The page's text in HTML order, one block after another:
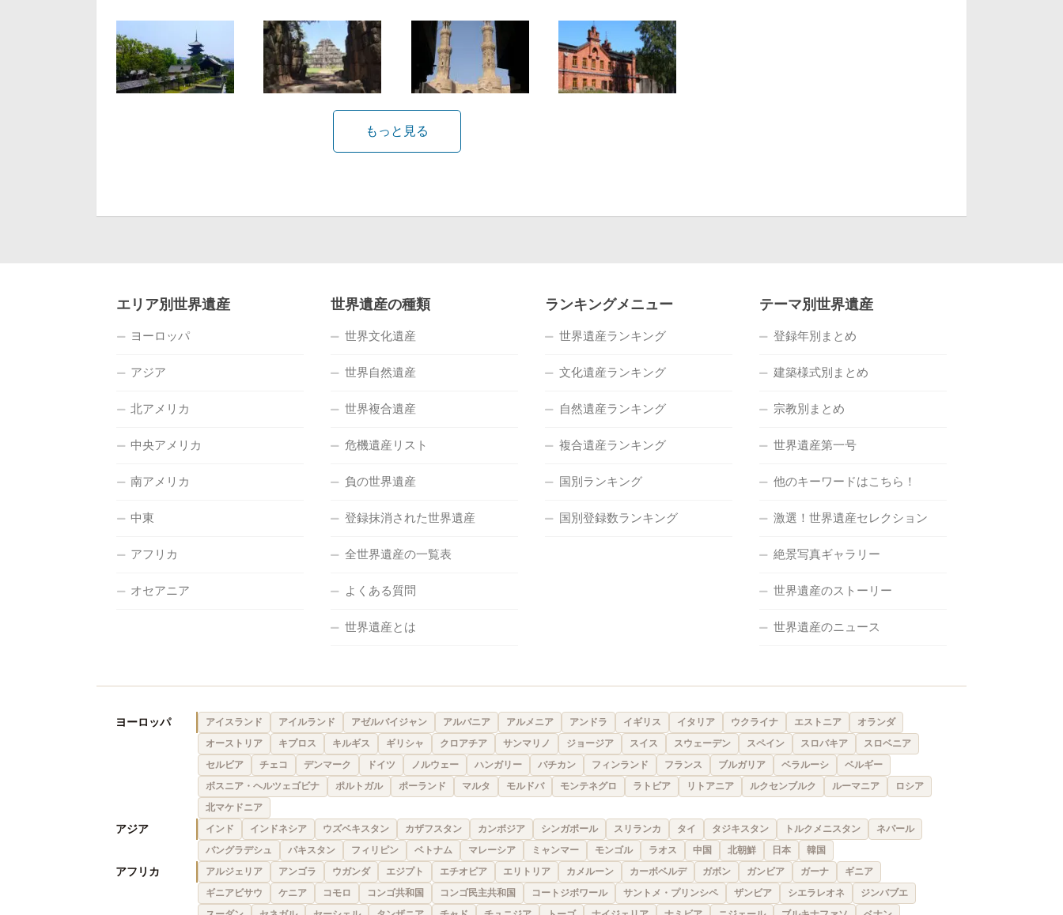
もっと見る
エリア別世界遺産
ヨーロッパ
アジア
北アメリカ
中央アメリカ
南アメリカ
中東
アフリカ
オセアニア
世界遺産の種類
世界文化遺産
世界自然遺産
世界複合遺産
危機遺産リスト
負の世界遺産
登録抹消された世界遺産
全世界遺産の一覧表
よくある質問
世界遺産とは
ランキングメニュー
世界遺産ランキング
文化遺産ランキング
自然遺産ランキング
複合遺産ランキング
国別ランキング
国別登録数ランキング
テーマ別世界遺産
登録年別まとめ
建築様式別まとめ
宗教別まとめ
世界遺産第一号
他のキーワードはこちら！
激選！世界遺産セレクション
絶景写真ギャラリー
世界遺産のストーリー
世界遺産のニュース
ヨーロッパ アイスランド アイルランド アゼルバイジャン アルバニア アルメニア アンドラ イギリス イタリア ウクライナ エストニア
オランダ
オーストリア
キプロス キルギス ギリシャ クロアチア サンマリノ ジョージア スイス スウェーデン スペイン スロバキア
スロベニア
セルビア
チェコ デンマーク ドイツ ノルウェー ハンガリー バチカン フィンランド フランス ブルガリア ベラルーシ
ベルギー
ボスニア・ヘルツェゴビナ
ポルトガル ポーランド マルタ モルドバ モンテネグロ ラトビア リトアニア ルクセンブルク ルーマニア
ロシア
北マケドニア
アジア インド インドネシア ウズベキスタン カザフスタン カンボジア シンガポール スリランカ タイ タジキスタン トルクメニスタン
ネパール
バングラデシュ
パキスタン フィリピン ベトナム マレーシア ミャンマー モンゴル ラオス 中国 北朝鮮 日本 韓国
アフリカ アルジェリア アンゴラ ウガンダ エジプト エチオピア エリトリア カメルーン カーボベルデ ガボン ガンビア ガーナ
ギニア
ギニアビサウ
ケニア コモロ コンゴ共和国 コンゴ民主共和国 コートジボワール サントメ・プリンシペ ザンビア シエラレオネ
ジンバブエ